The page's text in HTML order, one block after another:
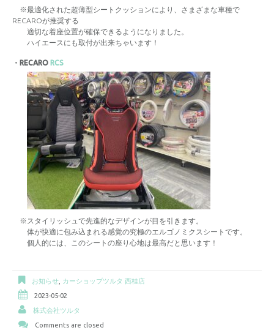
※最適化された超薄型シートクッションにより、さまざまな車種で
RECAROが推奨する
適切な着座位置が確保できるようになりました。
ハイエースにも取付が出来ちゃいます！
・RECARO RCS
※スタイリッシュで先進的なデザインが目を引きます。
体が快適に包み込まれる感覚の究極のエルゴノミクスシートです。
個人的には、このシートの座り心地は最高だと思います！
お知らせ カーショップツルタ 西桂店
2023-05-02
株式会社ツルタ
Comments are closed